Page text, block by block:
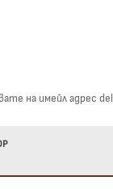
на имейл адрес